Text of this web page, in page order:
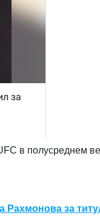
в полусреднем
за